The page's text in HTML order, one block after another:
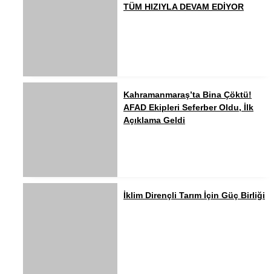
TÜM HIZIYLA DEVAM EDİYOR
Kahramanmaraş’ta Bina Çöktü!
AFAD Ekipleri Seferber Oldu, İlk
Açıklama Geldi
İklim Dirençli Tarım İçin Güç Birliği